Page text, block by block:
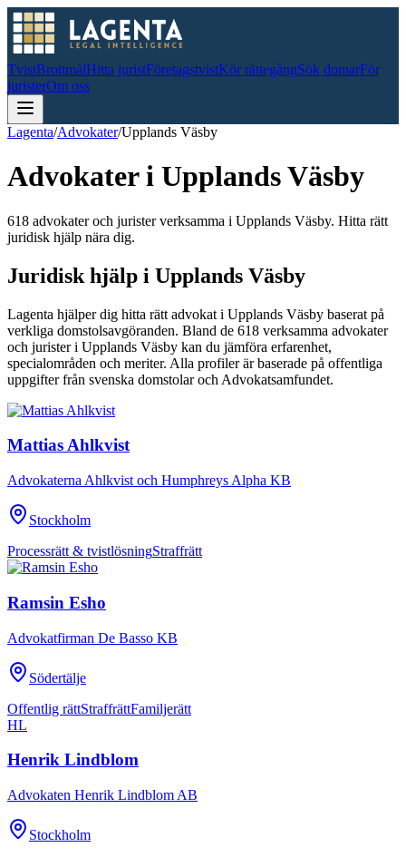
TvistBrottmålHitta juristFöretagstvistKör rättegångSök domarFör
juristerOm oss
Lagenta/Advokater/Upplands Väsby
Advokater i Upplands Väsby
618 advokater och jurister verksamma i Upplands Väsby. Hitta rätt
juridisk hjälp nära dig.
Juridisk hjälp i Upplands Väsby
Lagenta hjälper dig hitta rätt advokat i Upplands Väsby baserat på
verkliga domstolsavgöranden. Bland de 618 verksamma advokater
och jurister i Upplands Väsby kan du jämföra erfarenhet,
specialområden och meriter. Alla profiler är baserade på offentliga
uppgifter från svenska domstolar och Advokatsamfundet.
Mattias Ahlkvist
Advokaterna Ahlkvist och Humphreys Alpha KB
Stockholm
Processrätt & tvistlösningStraffrätt
Ramsin Esho
Advokatfirman De Basso KB
Södertälje
Offentlig rättStraffrättFamiljerätt
HL
Henrik Lindblom
Advokaten Henrik Lindblom AB
Stockholm